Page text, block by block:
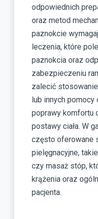
odpowiednich
oraz metod
paznokcie
leczenia, które
paznokcia oraz
zabezpieczeniu
zalecić
lub innych
poprawy komfortu
postawy ciała. W
często oferowane
pielęgnacyjne,
czy masaż stóp,
krążenia oraz
pacjenta.